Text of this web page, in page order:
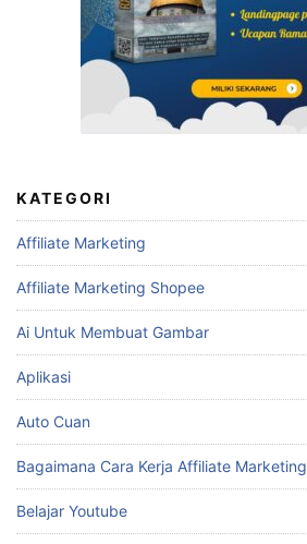
KATEGORI
Affiliate Marketing
Affiliate Marketing Shopee
Ai Untuk Membuat Gambar
Aplikasi
Auto Cuan
Bagaimana Cara Kerja Affiliate Marketing
Belajar Youtube